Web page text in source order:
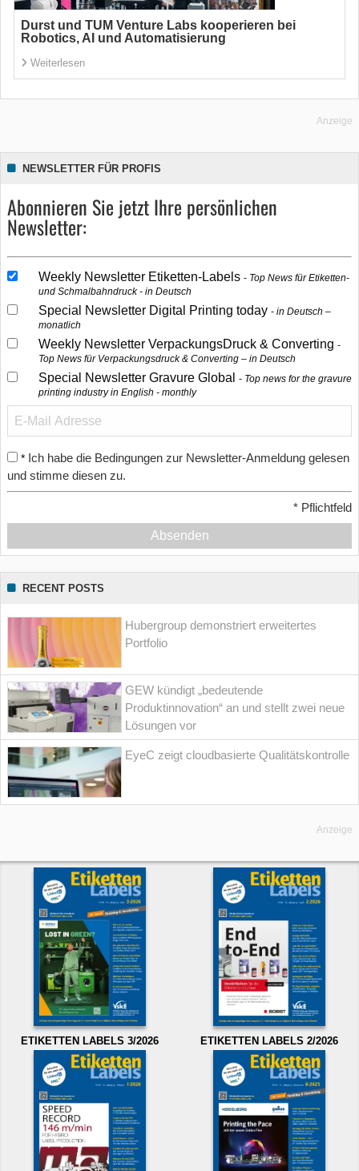
Durst und TUM Venture Labs kooperieren bei
Robotics, AI und Automatisierung
Weiterlesen
Anzeige
NEWSLETTER FÜR PROFIS
Abonnieren Sie jetzt Ihre persönlichen
Newsletter:
Weekly Newsletter Etiketten-Labels
Top News für Etiketten-
und Schmalbahndruck - in Deutsch
Special Newsletter Digital Printing today
in Deutsch –
monatlich
Weekly Newsletter VerpackungsDruck & Converting
Top News für Verpackungsdruck & Converting – in Deutsch
Special Newsletter Gravure Global
Top news for the gravure
printing industry in English - monthly
* Ich habe die Bedingungen zur Newsletter-Anmeldung gelesen
und stimme diesen zu.
* Pflichtfeld
Absenden
RECENT POSTS
Hubergroup demonstriert erweitertes
Portfolio
GEW kündigt „bedeutende
Produktinnovation“ an und stellt zwei neue
Lösungen vor
EyeC zeigt cloudbasierte Qualitätskontrolle
Anzeige
ETIKETTEN LABELS 3/2026 ETIKETTEN LABELS 2/2026